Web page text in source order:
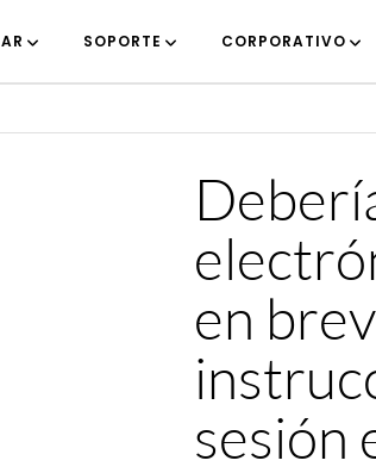
SOPORTE CORPORATIVO
en
sesión